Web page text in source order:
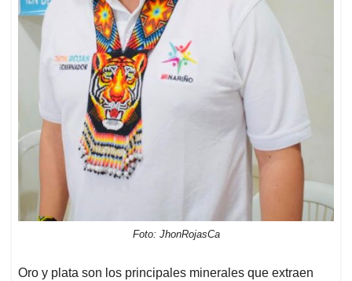
Foto: JhonRojasCa
Oro y plata son los principales minerales que extraen